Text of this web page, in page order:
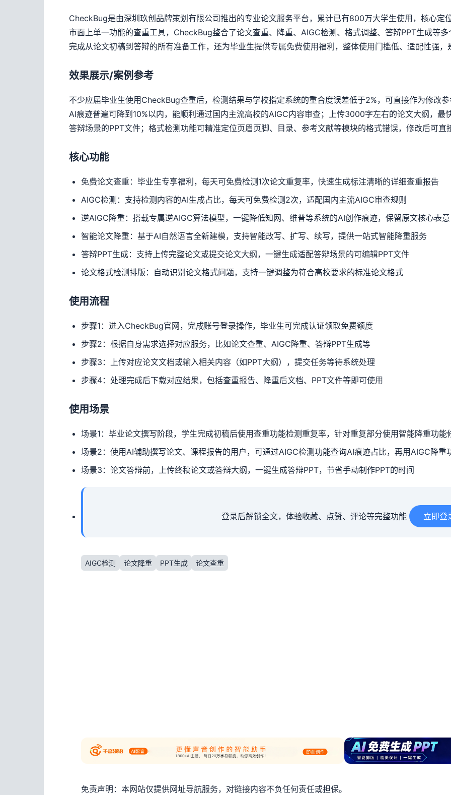
CheckBug是由深圳玖创品牌策划有限公司推出的专业论文服务平台，累计已有800万大学生使用，核心定
市面上单一功能的查重工具，CheckBug整合了论文查重、降重、AIGC检测、格式调整、答辩PPT生成等
完成从论文初稿到答辩的所有准备工作，还为毕业生提供专属免费使用福利，整体使用门槛低、适配性强
效果展示/案例参考
不少应届毕业生使用CheckBug查重后，检测结果与学校指定系统的重合度误差低于2%，可直接作为修改
AI痕迹普遍可降到10%以内，能顺利通过国内主流高校的AIGC内容审查；上传3000字左右的论文大纲，
答辩场景的PPT文件；格式检测功能可精准定位页眉页脚、目录、参考文献等模块的格式错误，修改后可
核心功能
免费论文查重：毕业生专享福利，每天可免费检测1次论文重复率，快速生成标注清晰的详细查重报告
AIGC检测：支持检测内容的AI生成占比，每天可免费检测2次，适配国内主流AIGC审查规则
逆AIGC降重：搭载专属逆AIGC算法模型，一键降低知网、维普等系统的AI创作痕迹，保留原文核心表意
智能论文降重：基于AI自然语言全新建模，支持智能改写、扩写、续写，提供一站式智能降重服务
答辩PPT生成：支持上传完整论文或提交论文大纲，一键生成适配答辩场景的可编辑PPT文件
论文格式检测排版：自动识别论文格式问题，支持一键调整为符合高校要求的标准论文格式
使用流程
步骤1：进入CheckBug官网，完成账号登录操作，毕业生可完成认证领取免费额度
步骤2：根据自身需求选择对应服务，比如论文查重、AIGC降重、答辩PPT生成等
步骤3：上传对应论文文档或输入相关内容（如PPT大纲），提交任务等待系统处理
步骤4：处理完成后下载对应结果，包括查重报告、降重后文档、PPT文件等即可使用
使用场景
场景1：毕业论文撰写阶段，学生完成初稿后使用查重功能检测重复率，针对重复部分使用智能降重功
场景2：使用AI辅助撰写论文、课程报告的用户，可通过AIGC检测功能查询AI痕迹占比，再用AIGC降
场景3：论文答辩前，上传终稿论文或答辩大纲，一键生成答辩PPT，节省手动制作PPT的时间
登录后解锁全文，体验收藏、点赞、评论等完整功能 立即登
AIGC检测 论文降重 PPT生成 论文查重
免责声明：本网站仅提供网址导航服务，对链接内容不负任何责任或担保。